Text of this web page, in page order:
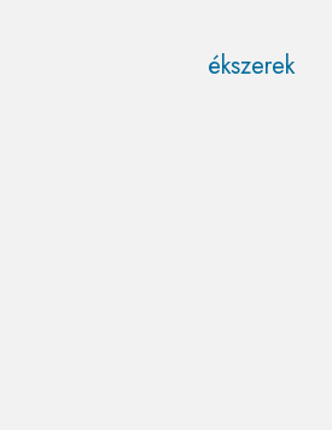
ékszerek